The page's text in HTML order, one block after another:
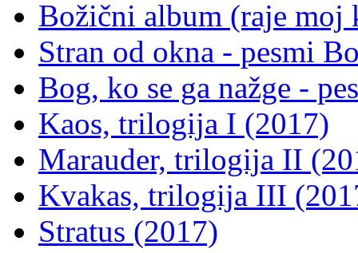
Božični album (raje moj
Stran od okna - pesmi
Bog, ko se ga nažge -
Kaos, trilogija I (2017)
Marauder, trilogija II
Kvakas, trilogija III
Stratus (2017)